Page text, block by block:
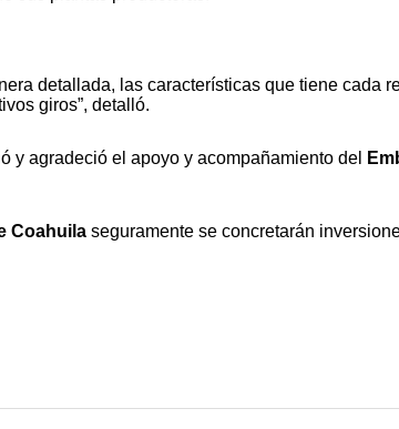
detallada, las características que tiene
giros”, detalló.
y agradeció el apoyo y acompañamiento del
Coahuila seguramente se concretarán